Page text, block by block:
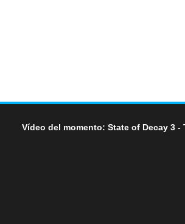
Vídeo del momento: State of Decay 3 -